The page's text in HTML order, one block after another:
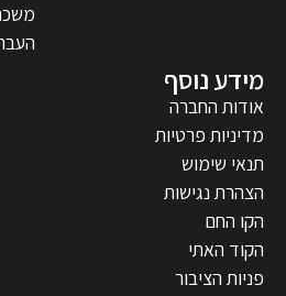
מידע נוסף
אודות החברה
מדיניות פרטיות
תנאי שימוש
הצהרת נגישות
הקו החם
הקוד האתי
פניות הציבור